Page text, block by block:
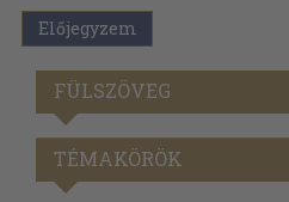
Előjegyzem
FÜLSZÖVEG
TÉMAKÖRÖK